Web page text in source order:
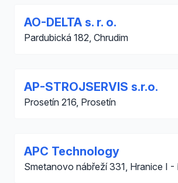
AO-DELTA s. r. o.
Pardubická 182, Chrudim
AP-STROJSERVIS s.r.o.
Prosetín 216, Prosetín
APC Technology
Smetanovo nábřeží 331, Hranice I -